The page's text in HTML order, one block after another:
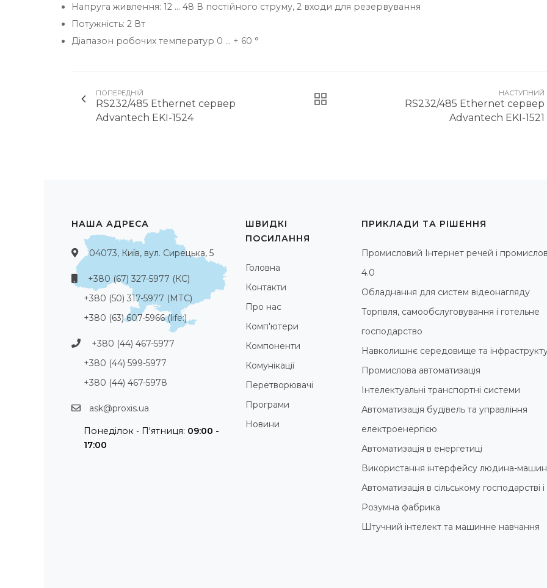
Напруга живлення: 12 ... 48 В постійного струму, 2 входи для резервування
Потужність: 2 Вт
Діапазон робочих температур 0 ... + 60 °
ПОПЕРЕДНІЙ
RS232/485 Ethernet сервер
Advantech EKI-1524
НАСТУПНИЙ
RS232/485 Ethernet сервер
Advantech EKI-1521
НАША АДРЕСА
04073, Київ, вул. Сирецька, 5
+380 (67) 327-5977 (КС)
+380 (50) 317-5977 (МТС)
+380 (63) 607-5966 (life:)
+380 (44) 467-5977
+380 (44) 599-5977
+380 (44) 467-5978
ask@proxis.ua
Понеділок - П'ятниця: 09:00 -
17:00
ШВИДКІ
ПОСИЛАННЯ
Головна
Контакти
Про нас
Комп'ютери
Компоненти
Комунікації
Перетворювачі
Програми
Новини
ПРИКЛАДИ ТА РІШЕННЯ
Промисловий Інтернет речей і
4.0
Обладнання для систем відеонагляду
Торгівля, самообслуговування і готельне
господарство
Навколишнє середовище та
Промислова автоматизація
Інтелектуальні транспортні системи
Автоматизація будівель та управління
електроенергією
Автоматизація в енергетиці
Використання інтерфейсу людина-
Автоматизація в сільському господарстві
Розумна фабрика
Штучний інтелект та машинне навчання